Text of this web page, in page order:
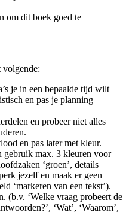
om dit boek goed te
volgende:
je in een bepaalde tijd wilt
en pas je planning
en probeer niet alles
en pas later met kleur.
gebruik max. 3 kleuren voor
‘groen’, details
jezelf en maak er geen
‘markeren van een tekst’).
(b.v. ‘Welke vraag probeert de
‘Wat’, ‘Waarom’,